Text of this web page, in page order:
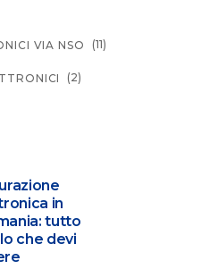
VIA NSO (11)
(2)
in
tutto
che devi